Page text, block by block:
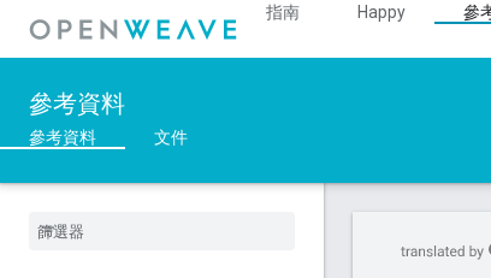
指南 Happy 參
參考資料
參考資料 文件